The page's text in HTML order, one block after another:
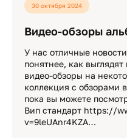
30 октября 2024
Видео-обзоры
У нас отличные
понятнее, как
видео-обзоры на
коллекция с обзорами
пока вы можете
Вип стандарт https://
v=9leUAnr4KZA…